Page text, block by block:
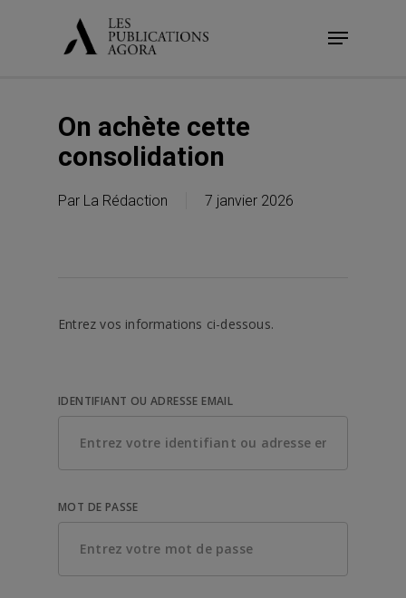
Menu
On achète cette
consolidation
Par La Rédaction 7 janvier 2026
Entrez vos informations ci-dessous.
IDENTIFIANT OU ADRESSE EMAIL
MOT DE PASSE